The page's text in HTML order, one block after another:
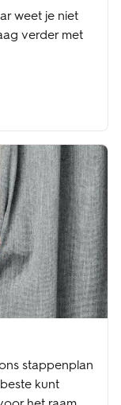
weet je niet
verder met
stappenplan
kunt